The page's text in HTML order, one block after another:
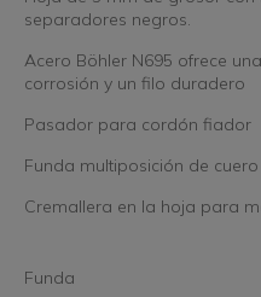
separadores negros.
Acero Böhler N695 ofrece
corrosión y un filo duradero
Pasador para cordón fiador
Funda multiposición de
Cremallera en la hoja para
Funda